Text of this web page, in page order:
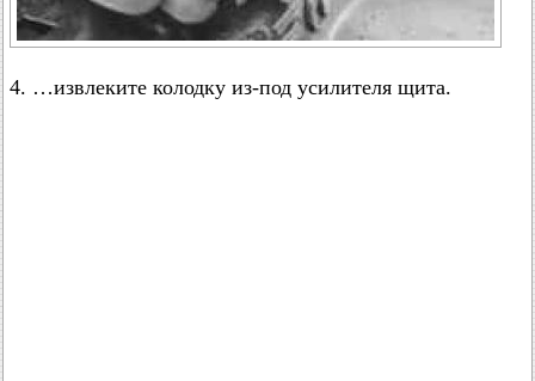
4. …извлеките колодку из-под усилителя щита.